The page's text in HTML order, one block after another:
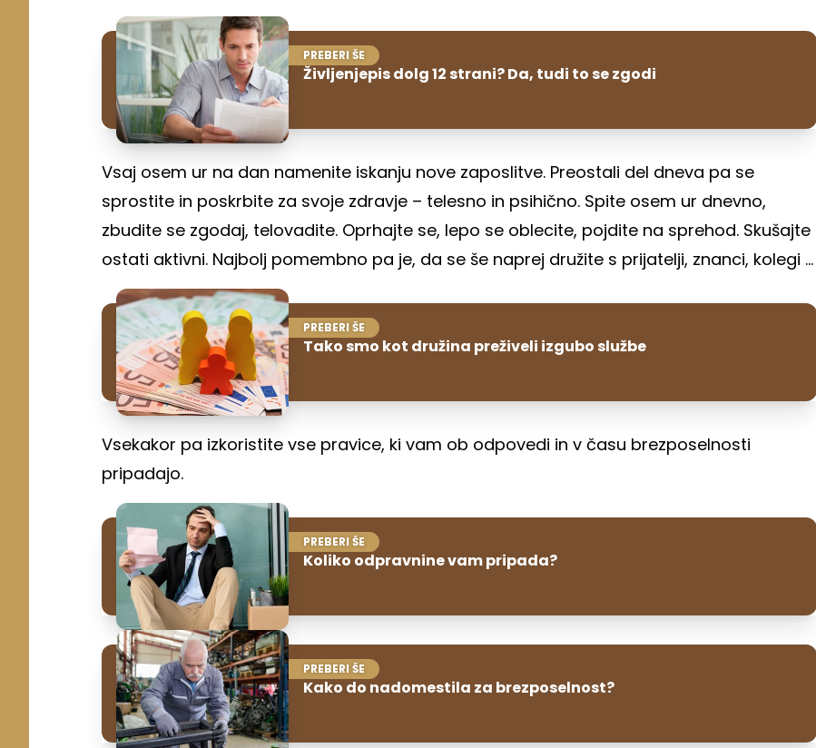
PREBERI ŠE
Življenjepis dolg 12 strani? Da, tudi to se zgodi
Vsaj osem ur na dan namenite iskanju nove zaposlitve. Preostali del dneva pa se
sprostite in poskrbite za svoje zdravje – telesno in psihično. Spite osem ur dnevno,
zbudite se zgodaj, telovadite. Oprhajte se, lepo se oblecite, pojdite na sprehod. Skušajte
ostati aktivni. Najbolj pomembno pa je, da se še naprej družite s prijatelji, znanci, kolegi ...
PREBERI ŠE
Tako smo kot družina preživeli izgubo službe
Vsekakor pa izkoristite vse pravice, ki vam ob odpovedi in v času brezposelnosti
pripadajo.
PREBERI ŠE
Koliko odpravnine vam pripada?
PREBERI ŠE
Kako do nadomestila za brezposelnost?